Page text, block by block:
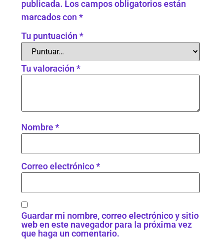
publicada. Los campos obligatorios están
marcados con*
Tu puntuación*
Tu valoración*
Nombre*
Correo electrónico*
Guardar mi nombre, correo electrónico y sitio
web en este navegador para la próxima vez
que haga un comentario.